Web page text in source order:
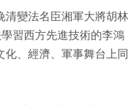
清變法名臣湘軍大將胡林
習西方先進技術的李鴻
、經濟、軍事舞台上同